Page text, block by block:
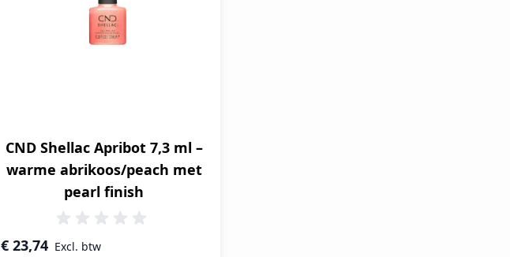
CND Shellac Apribot 7,3 ml –
warme abrikoos/peach met
pearl finish
Speciale prijs
€ 23,74